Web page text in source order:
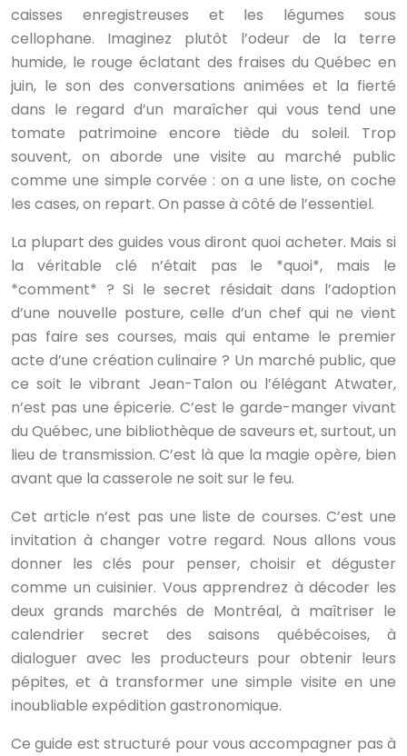
caisses enregistreuses et les légumes sous
cellophane. Imaginez plutôt l’odeur de la terre
humide, le rouge éclatant des fraises du Québec en
juin, le son des conversations animées et la fierté
dans le regard d’un maraîcher qui vous tend une
tomate patrimoine encore tiède du soleil. Trop
souvent, on aborde une visite au marché public
comme une simple corvée : on a une liste, on coche
les cases, on repart. On passe à côté de l’essentiel.
La plupart des guides vous diront quoi acheter. Mais si
la véritable clé n’était pas le *quoi*, mais le
*comment* ? Si le secret résidait dans l’adoption
d’une nouvelle posture, celle d’un chef qui ne vient
pas faire ses courses, mais qui entame le premier
acte d’une création culinaire ? Un marché public, que
ce soit le vibrant Jean-Talon ou l’élégant Atwater,
n’est pas une épicerie. C’est le garde-manger vivant
du Québec, une bibliothèque de saveurs et, surtout, un
lieu de transmission. C’est là que la magie opère, bien
avant que la casserole ne soit sur le feu.
Cet article n’est pas une liste de courses. C’est une
invitation à changer votre regard. Nous allons vous
donner les clés pour penser, choisir et déguster
comme un cuisinier. Vous apprendrez à décoder les
deux grands marchés de Montréal, à maîtriser le
calendrier secret des saisons québécoises, à
dialoguer avec les producteurs pour obtenir leurs
pépites, et à transformer une simple visite en une
inoubliable expédition gastronomique.
Ce guide est structuré pour vous accompagner pas à